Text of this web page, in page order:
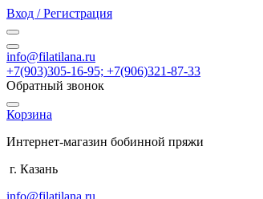
Вход / Регистрация
info@filatilana.ru
+7(903)305-16-95; +7(906)321-87-33
Обратный звонок
Корзина
Интернет-магазин бобинной пряжи
г. Казань
info@filatilana.ru